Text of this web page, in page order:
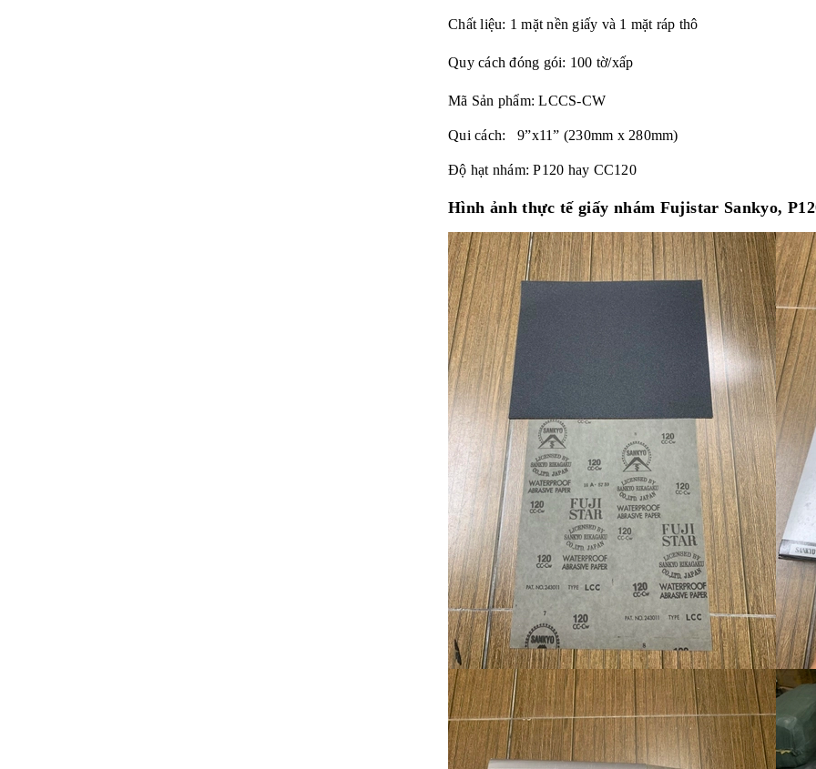
Chất liệu: 1 mặt nền giấy và 1 mặt ráp thô
Quy cách đóng gói: 100 tờ/xấp
Mã Sản phẩm:LCCS-CW
Qui cách: 9”x11” (230mm x 280mm)
Độ hạt nhám: P120 hay CC120
Hình ảnh thực tếgiấy nhám Fujistar Sankyo,